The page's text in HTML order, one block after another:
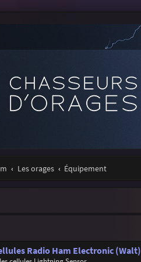
Les orages Équipement
Radio Ham Electronic (Walt)